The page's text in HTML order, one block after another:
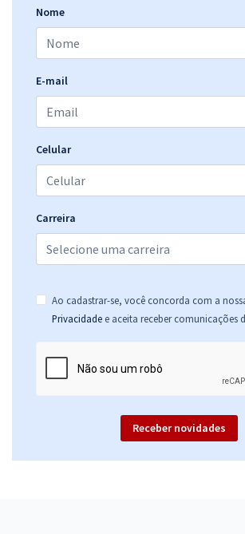
Nome
E-mail
Celular
Carreira
Ao cadastrar-se, você concorda com a
Privacidade e aceita receber comunicações
Receber novidades